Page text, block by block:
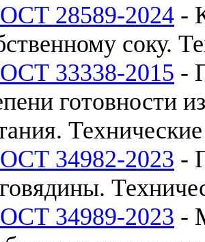
28589-2024 -
соку.
33338-2015 -
готовности
34982-2023 -
34989-2023 -